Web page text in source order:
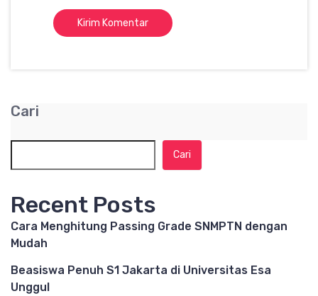
Cari
Cari
Recent Posts
Cara Menghitung Passing Grade SNMPTN dengan
Mudah
Beasiswa Penuh S1 Jakarta di Universitas Esa
Unggul